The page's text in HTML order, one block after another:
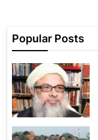
Popular Posts